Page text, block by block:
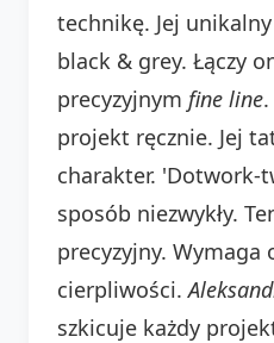
technikę. Jej
black & grey. Łączy
precyzyjnym fine line
projekt ręcznie. Jej
charakter. 'Dotwork-
sposób niezwykły.
precyzyjny. Wymaga
cierpliwości.
szkicuje każdy